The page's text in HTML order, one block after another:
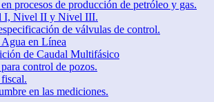
procesos de producción de petróleo y gas.
I, Nivel II y Nivel III.
de válvulas de control.
en Línea
de Caudal Multifásico
control de pozos.
en las mediciones.